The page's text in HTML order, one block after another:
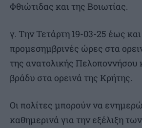
Φθιώτιδας και της Βοιωτίας.
γ. Την Τετάρτη 19-03-25 έως και
προμεσημβρινές ώρες στα
της ανατολικής Πελοποννήσου
βράδυ στα ορεινά της Κρήτης.
Οι πολίτες μπορούν να
καθημερινά για την εξέλιξη